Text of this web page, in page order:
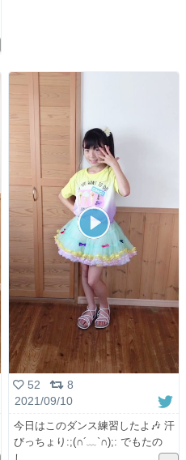
52
8
2021/09/10
今日はこのダンス練習したよ🎶 汗
びっちょり:;(∩︎´﹏`∩︎);: でもたの